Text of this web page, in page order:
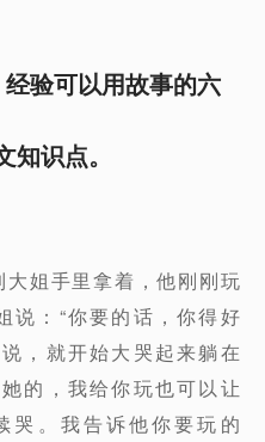
经验可以用故事的六
识点。
姐手里拿着，他刚刚玩
说：“你要的话，你得好
，就开始大哭起来躺在
的，我给你玩也可以让
哭。我告诉他你要玩的